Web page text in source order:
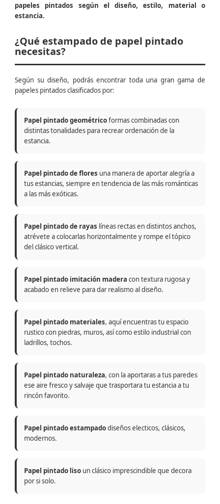
papeles pintados según el diseño, estilo, material o
estancia.
¿Qué estampado de papel pintado
necesitas?
Según su diseño, podrás encontrar toda una gran gama de
papeles pintados clasificados por:
Papel pintado geométricoformas combinadas con
distintas tonalidades para recrear ordenación de la
estancia.
Papel pintado de flores una manera de aportar alegría a
tus estancias, siempre en tendencia de las más románticas
a las más exóticas.
Papel pintado de rayas líneas rectas en distintos anchos,
atrévete a colocarlas horizontalmente y rompe el tópico
del clásico vertical.
Papel pintado imitación madera con textura rugosa y
acabado en relieve para dar realismo al diseño.
Papel pintado materiales, aquí encuentras tu espacio
rustico con piedras, muros, así como estilo industrial con
ladrillos, tochos.
Papel pintado naturaleza, con la aportaras a tus paredes
ese aire fresco y salvaje que trasportara tu estancia a tu
rincón favorito.
Papel pintado estampadodiseños electicos, clásicos,
modernos.
Papel pintado liso un clásico imprescindible que decora
por si solo.